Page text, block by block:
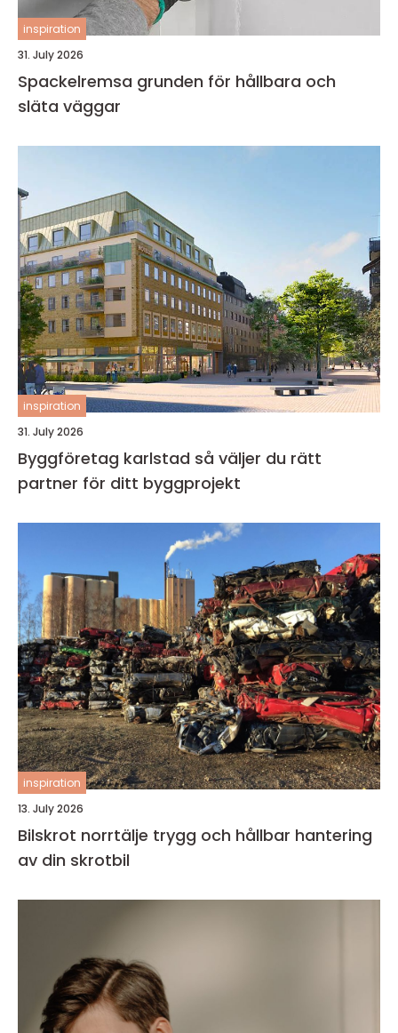
inspiration
31. July 2026
Spackelremsa grunden för hållbara och
släta väggar
inspiration
31. July 2026
Byggföretag karlstad så väljer du rätt
partner för ditt byggprojekt
inspiration
13. July 2026
Bilskrot norrtälje trygg och hållbar hantering
av din skrotbil